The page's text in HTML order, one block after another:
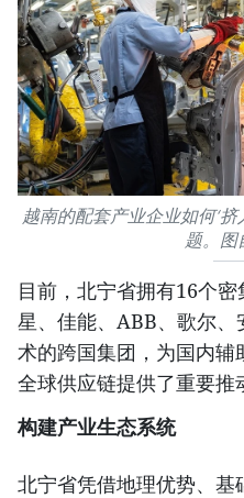
越南的配套产业企业如何‘
题。图
目前，北宁省拥有16个
星、佳能、ABB、歌尔
术的跨国集团，为国内
全球供应链提供了重要推
构建产业生态系统
北宁省凭借地理优势、